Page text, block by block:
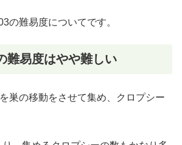
の難易度についてです。
難易度はやや難しい
巣の移動をさせて集め、クロプシー